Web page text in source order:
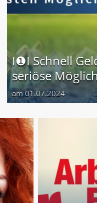
I❶I Schnell
seriöse
am 01.07.2024